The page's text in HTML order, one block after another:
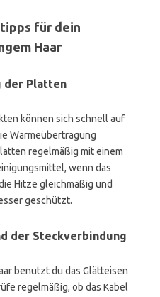
für dein
Haar
der Platten
können sich schnell auf
Wärmeübertragung
regelmäßig mit einem
wenn das
Hitze gleichmäßig und
geschützt.
der Steckverbindung
benutzt du das Glätteisen
regelmäßig, ob das Kabel